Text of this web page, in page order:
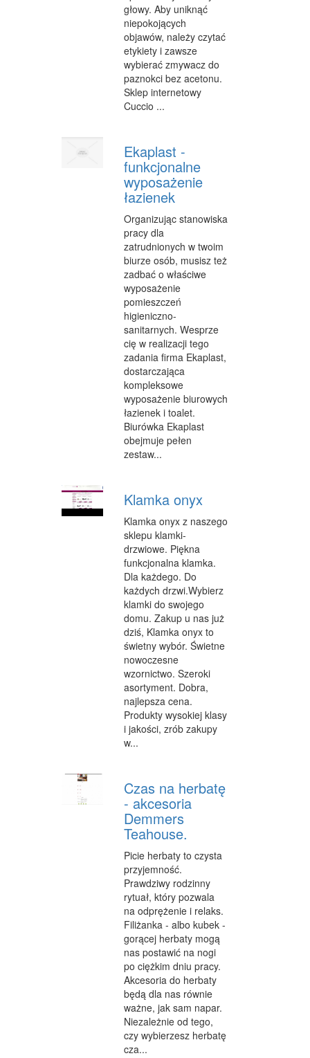
CZĘŚCI SAMOCHODOWE
WYNAJEM
USŁUGI MOTORYZACYJNE
SALONY, KOMISY
MATERIAŁY REKLAMOWE
INNE AGENCJE
WIGOR
IMPREZY INTEGRACYJNE
HOBBY
ZAJĘCIA SPORTOWE I REKREACYJNE
FABRYKACJA
INFORMATYCZNE
RESTAURACJE, CATERING
FOTOGRAFIA
ADWOKACI, PORADY PRAWNE
SPRZĄTANIE, PORZĄDKOWANIE
INNE USŁUGI
NOCLEGI
HOTELE I NOCLEGI
PODRÓŻE
WYPOCZYNEK
ODNOWA BIOLOGICZNA
DIETETYKA, ODCHUDZANIE
KOSMETYKI
LECZENIE
SALONY KOSMETYCZNE
SPRZĘT MEDYCZNY
STRONY WWW
OPROGRAMOWANIE
KONTAKT
głowy. Aby uniknąć
niepokojących
objawów, należy czytać
etykiety i zawsze
wybierać zmywacz do
paznokci bez acetonu.
Sklep internetowy
Cuccio ...
Ekaplast -
funkcjonalne
wyposażenie
łazienek
Organizując stanowiska
pracy dla
zatrudnionych w twoim
biurze osób, musisz też
zadbać o właściwe
wyposażenie
pomieszczeń
higieniczno-
sanitarnych. Wesprze
cię w realizacji tego
zadania firma Ekaplast,
dostarczająca
kompleksowe
wyposażenie biurowych
łazienek i toalet.
Biurówka Ekaplast
obejmuje pełen
zestaw...
Klamka onyx
Klamka onyx z naszego
sklepu klamki-
drzwiowe. Piękna
funkcjonalna klamka.
Dla każdego. Do
każdych drzwi.Wybierz
klamki do swojego
domu. Zakup u nas już
dziś, Klamka onyx to
świetny wybór. Świetne
nowoczesne
wzornictwo. Szeroki
asortyment. Dobra,
najlepsza cena.
Produkty wysokiej klasy
i jakości, zrób zakupy
w...
Czas na herbatę
- akcesoria
Demmers
Teahouse.
Picie herbaty to czysta
przyjemność.
Prawdziwy rodzinny
rytuał, który pozwala
na odprężenie i relaks.
Filiżanka - albo kubek -
gorącej herbaty mogą
nas postawić na nogi
po ciężkim dniu pracy.
Akcesoria do herbaty
będą dla nas równie
ważne, jak sam napar.
Niezależnie od tego,
czy wybierzesz herbatę
cza...